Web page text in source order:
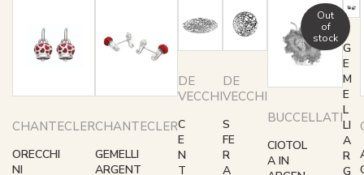
CHANTECLER
ORECCHI
NI
CHANTECLER
GEMELLI
ARGENT
DE
VECCHI
C
E
N
T
DE
VECCHI
S
FE
R
A
BUCCELLATI
CIOTOL
A IN
Out
of
stock
G
E
M
E
L
LI
A
R
G